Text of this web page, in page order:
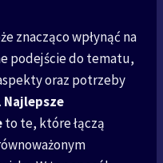
znacząco wpłynąć na
podejście do tematu,
oraz potrzeby
Najlepsze
to te, które łączą